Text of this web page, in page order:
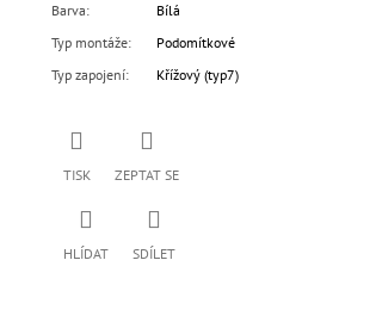
Barva:
Bílá
Typ montáže:
Podomítkové
Typ zapojení: Křížový (typ7)
TISK ZEPTAT SE
HLÍDAT SDÍLET